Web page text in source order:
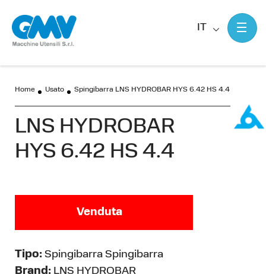
IT
Home Usato Spingibarra LNS HYDROBAR HYS 6.42 HS 4.4
LNS HYDROBAR
HYS 6.42 HS 4.4
Venduta
Tipo: Spingibarra Spingibarra
Brand: LNS HYDROBAR